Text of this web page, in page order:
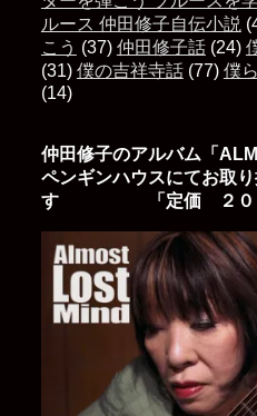
ルース 仲田修子自伝小説
こう (37) 仲田修子話(24)
(31) 僕の吉祥寺話(77) 僕
(14)
仲田修子のアルバム「
ペンギンハウスにてお取
す 「定価 ２００